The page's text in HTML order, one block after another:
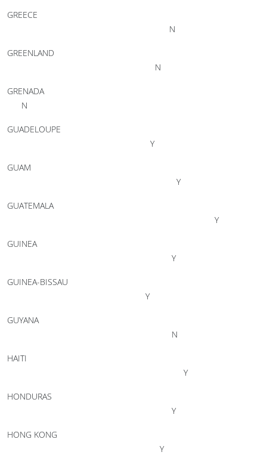
GREECE
N
GREENLAND
N
GRENADA
N
GUADELOUPE
Y
GUAM
Y
GUATEMALA
Y
GUINEA
Y
GUINEA-BISSAU
Y
GUYANA
N
HAITI
Y
HONDURAS
Y
HONG KONG
Y